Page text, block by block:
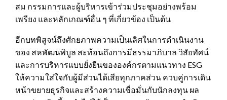
สม กรรมการและผู้บริหารเข้าร่วมประชุมอย่างพร้อม
เพรียง และหลักเกณฑ์อื่น ๆ ที่เกี่ยวข้อง เป็นต้น
อีกบทพิสูจน์ถึงศักยภาพความเป็นเลิศในการดำเนินงาน
ของ สหพัฒนพิบูล สะท้อนถึงการมีธรรมาภิบาล วิสัยทัศน์
และการบริหารแบบยั่งยืนขององค์กรตามแนวทาง ESG
ให้ความใส่ใจกับผู้มีส่วนได้เสียทุกภาคส่วน ควบคู่การเดิน
หน้าขยายธุรกิจและสร้างความเชื่อมั่นกับนักลงทุน ผล